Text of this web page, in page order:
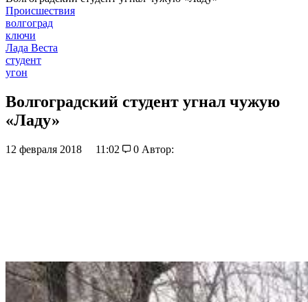
Происшествия
волгоград
ключи
Лада Веста
студент
угон
Волгоградский студент угнал чужую
«Ладу»
12 февраля 2018 11:02 0 Автор: